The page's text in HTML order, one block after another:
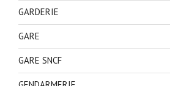
GARDERIE
GARE
GARE SNCF